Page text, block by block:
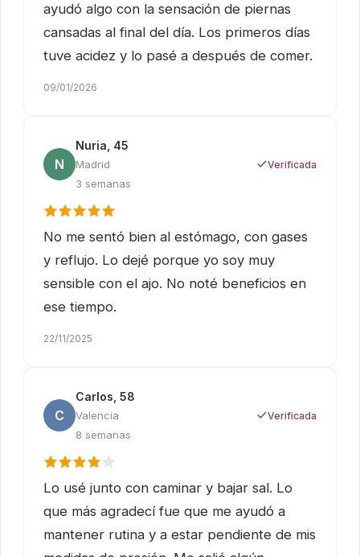
ayudó algo con la sensación de piernas
cansadas al final del día. Los primeros días
tuve acidez y lo pasé a después de comer.
09/01/2026
N
Nuria, 45
Madrid
3 semanas
Verificada
No me sentó bien al estómago, con gases
y reflujo. Lo dejé porque yo soy muy
sensible con el ajo. No noté beneficios en
ese tiempo.
22/11/2025
C
Carlos, 58
Valencia
8 semanas
Verificada
Lo usé junto con caminar y bajar sal. Lo
que más agradecí fue que me ayudó a
mantener rutina y a estar pendiente de mis